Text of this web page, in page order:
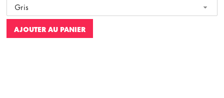
Gris
AJOUTER AU PANIER